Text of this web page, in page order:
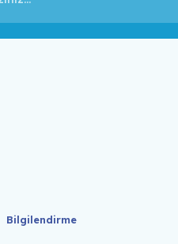
Bilgilendirme